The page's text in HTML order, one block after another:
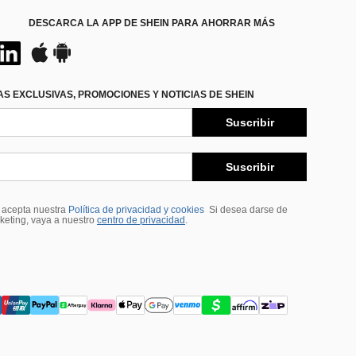
DESCARCA LA APP DE SHEIN PARA AHORRAR MÁS
EXCLUSIVAS, PROMOCIONES Y NOTICIAS DE SHEIN
Suscribir
Suscribir
nuestra Política de privacidad y cookies Si desea darse de
vaya a nuestro centro de privacidad .